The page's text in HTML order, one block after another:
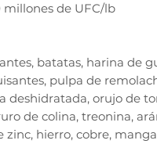
millones de UFC/lb
batatas, harina de
pulpa de
deshidratada, orujo de
de colina, treonina,
hierro, cobre,